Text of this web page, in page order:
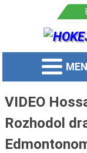
VIDEO
Rozhodol